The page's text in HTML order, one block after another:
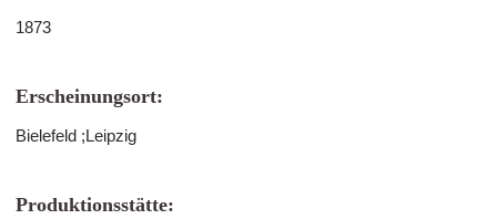
1873
Erscheinungsort:
Bielefeld ;Leipzig
Produktionsstätte: